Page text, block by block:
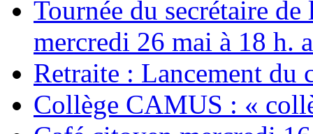
Tournée du secrétaire
mercredi 26 mai à 18 h.
Retraite : Lancement du
Collège CAMUS : «